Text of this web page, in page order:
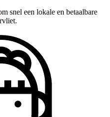
snel een lokale en betaalbare